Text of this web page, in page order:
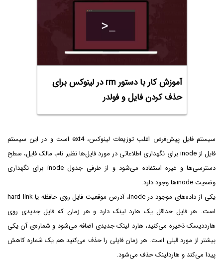
آموزش کار با دستور rm در لینوکس برای
حذف کردن فایل و فولدر
سیستم فایل پیش‌فرض اغلب توزیعات لینوکس، ext4 است و در این سیستم
فایل از inode برای نگهداری اطلاعاتی در مورد فایل‌ها نظیر نام، مالک فایل، سطح
دسترسی‌ها و غیره استفاده می‌شود و از طرفی جدول inode برای نگهداری
وضعیت inodeها وجود دارد.
یکی از داده‌های موجود در inode، آدرس موقعیت فایل روی حافظه یا hard link
است. هر فایل حداقل یک هارد لینک دارد و هر زمان که فایل جدیدی روی
هارددیسک ذخیره می‌کنید، هارد لینک جدیدی اضافه می‌شود و شماره‌ی آن یکی
بیشتر از مورد قبلی است. هر زمان فایلی را حذف می‌کنید هم یک شماره کاهش
پیدا می‌کند و هاردلینک حذف می‌شود.